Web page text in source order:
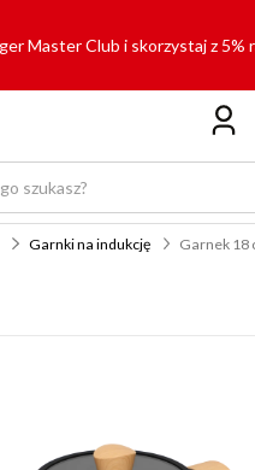
Master Club i skorzystaj z 5%
Garnki na indukcję
Garnek 18